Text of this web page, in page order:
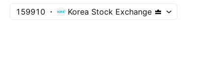
159910 Korea Stock Exchange